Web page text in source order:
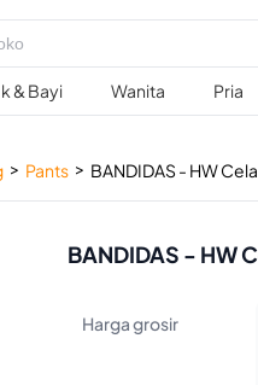
& Bayi Wanita Pria
> Pants >
BANDIDAS - HW
Harga grosir